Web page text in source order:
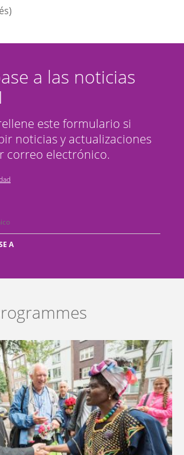
a las noticias
este formulario si
noticias y actualizaciones
correo electrónico.